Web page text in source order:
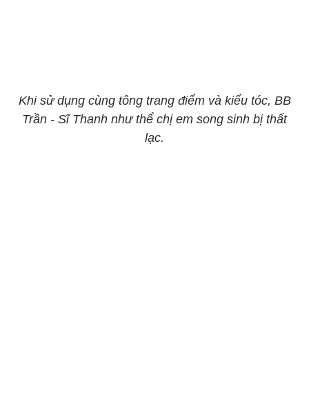
Khi sử dụng cùng tông trang điểm và kiểu tóc, BB
Trần - Sĩ Thanh như thể chị em song sinh bị thất
lạc.